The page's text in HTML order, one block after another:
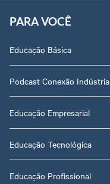
PARA VOCÊ
Educação Básica
Podcast Conexão Indústria
Educação Empresarial
Educação Tecnológica
Educação Profissional